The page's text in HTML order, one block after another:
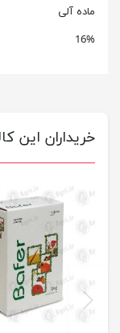
ماده آلی
16%
خریداران این
previus